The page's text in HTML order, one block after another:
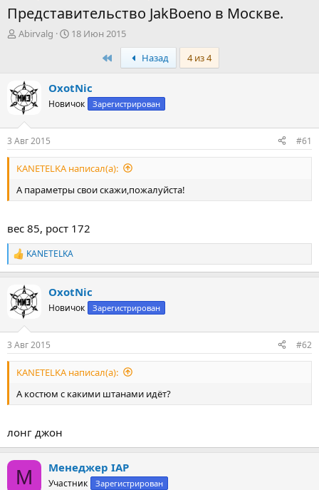
Представительство JakBoeno в Москве.
А
р
т
е
м
Abirvalg
Д
н
ч
а
18 Июн 2015
Назад 4 из 4
OxotNic
Новичок Зарегистрирован
3 Авг 2015 #61
KANETELKA написал(а):
А параметры свои скажи,пожалуйста!
вес 85, рост 172
Р
е
к
ц
и
KANETELKA
OxotNic
Новичок Зарегистрирован
3 Авг 2015 #62
KANETELKA написал(а):
А костюм с какими штанами идёт?
лонг джон
М Менеджер IAP
Участник Зарегистрирован